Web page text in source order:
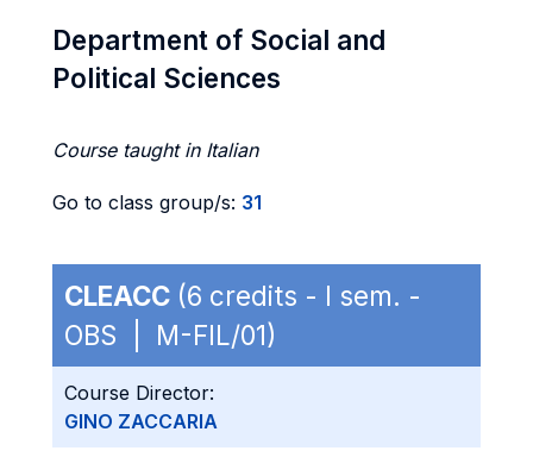
Department of Social and
Political Sciences
Course taught in Italian
Go to class group/s: 31
CLEACC (6 credits - I sem. -
OBS | M-FIL/01)
Course Director:
GINO ZACCARIA